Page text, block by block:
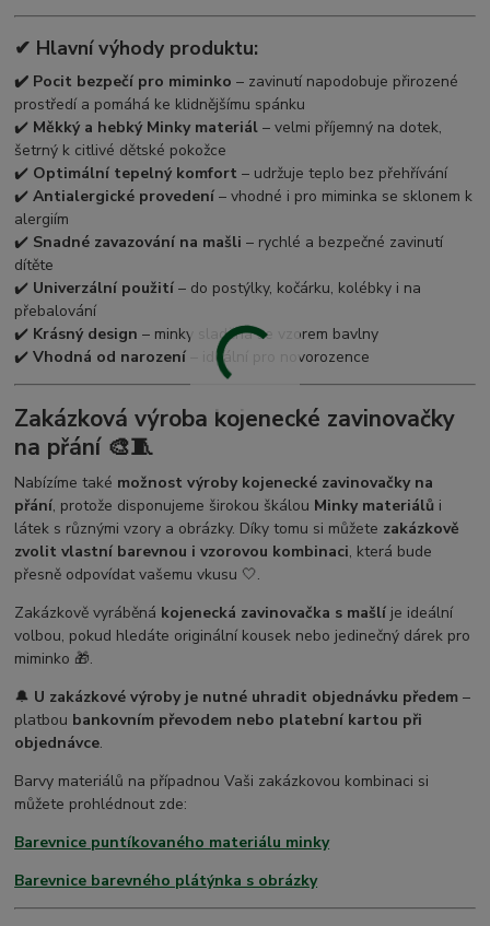
✔ Hlavní výhody produktu:
✔️ Pocit bezpečí pro miminko – zavinutí napodobuje přirozené
prostředí a pomáhá ke klidnějšímu spánku
✔️ Měkký a hebký Minky materiál – velmi příjemný na dotek,
šetrný k citlivé dětské pokožce
✔️ Optimální tepelný komfort – udržuje teplo bez přehřívání
✔️Antialergické provedení – vhodné i pro miminka se sklonem k
alergiím
✔️ Snadné zavazování na mašli – rychlé a bezpečné zavinutí
dítěte
✔️ Univerzální použití – do postýlky, kočárku, kolébky i na
přebalování
✔️ Krásný design – minky sladěná se vzorem bavlny
✔️Vhodná od narození – ideální pro novorozence
Zakázková výroba kojenecké zavinovačky
na přání 🎨🧵
Nabízíme také možnost výroby kojenecké zavinovačky na
přání, protože disponujeme širokou škálou Minky materiálů i
látek s různými vzory a obrázky. Díky tomu si můžete zakázkově
zvolit vlastní barevnou i vzorovou kombinaci, která bude
přesně odpovídat vašemu vkusu 🤍.
Zakázkově vyráběná kojenecká zavinovačka s mašlí je ideální
volbou, pokud hledáte originální kousek nebo jedinečný dárek pro
miminko 🎁.
🔔 U zakázkové výroby je nutné uhradit objednávku předem –
platbou bankovním převodem nebo platební kartou při
objednávce.
Barvy materiálů na případnou Vaši zakázkovou kombinaci si
můžete prohlédnout zde:
Barevnice puntíkovaného materiálu minky
Barevnice barevného plátýnka s obrázky